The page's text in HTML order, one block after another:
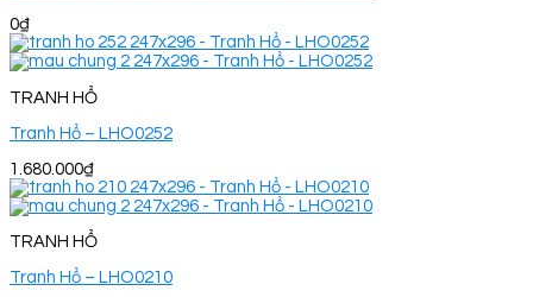
0₫
TRANH HỔ
Tranh Hổ – LHO0252
1.680.000₫
TRANH HỔ
Tranh Hổ – LHO0210